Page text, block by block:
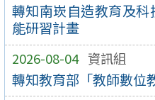
轉知南崁自造教育及
能研習計畫
2026-08-04 資訊組
轉知教育部「教師數位